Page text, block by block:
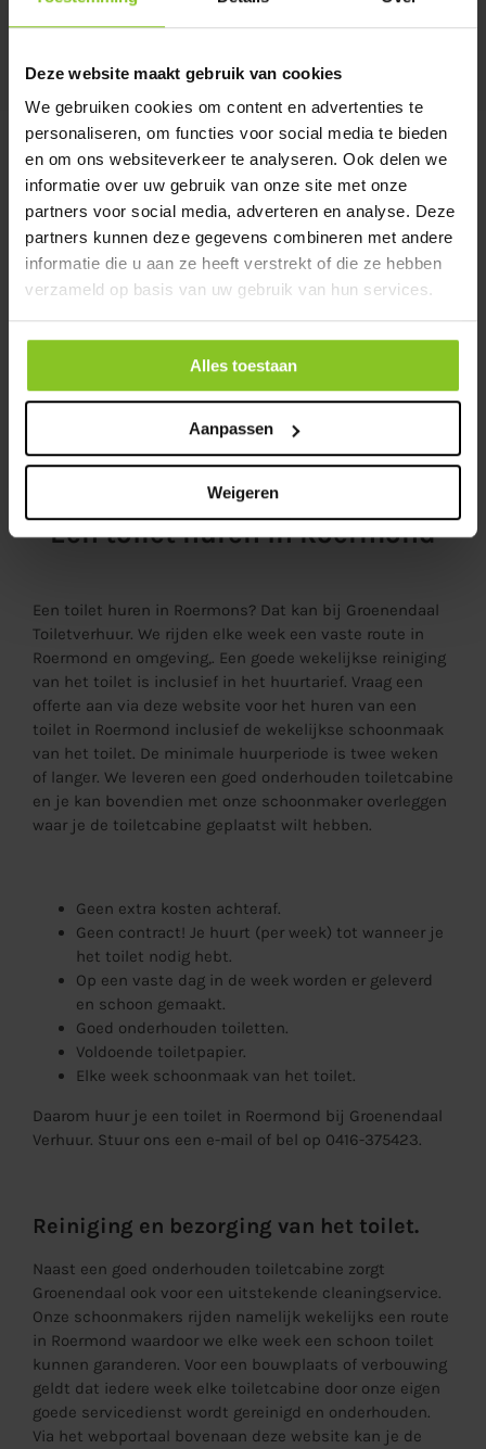
Deze website maakt gebruik van cookies
We gebruiken cookies om content en advertenties te
personaliseren, om functies voor social media te bieden
en om ons websiteverkeer te analyseren. Ook delen we
informatie over uw gebruik van onze site met onze
partners voor social media, adverteren en analyse. Deze
partners kunnen deze gegevens combineren met andere
informatie die u aan ze heeft verstrekt of die ze hebben
verzameld op basis van uw gebruik van hun services.
Alles toestaan
Aanpassen
Weigeren
MEER INFORMATIE
Schoonmaak-routes
Er worden toiletten in heel Nederland geleverd. Wil je
weten op welke dag er op jouw locatie geleverd kan
worden? Bekijk hier dan alle routes.
Een toilet huren in Roermond
Een toilet huren in Roermons? Dat kan bij Groenendaal
Toiletverhuur. We rijden elke week een vaste route in
Roermond en omgeving,. Een goede wekelijkse reiniging
van het toilet is inclusief in het huurtarief. Vraag een
offerte aan via deze website voor het huren van een
toilet in Roermond inclusief de wekelijkse schoonmaak
van het toilet. De minimale huurperiode is twee weken
of langer. We leveren een goed onderhouden toiletcabine
en je kan bovendien met onze schoonmaker overleggen
waar je de toiletcabine geplaatst wilt hebben.
Geen extra kosten achteraf.
Geen contract! Je huurt (per week) tot wanneer je
het toilet nodig hebt.
Op een vaste dag in de week worden er geleverd
en schoon gemaakt.
Goed onderhouden toiletten.
Voldoende toiletpapier.
Elke week schoonmaak van het toilet.
Daarom huur je een toilet in Roermond bij Groenendaal
Verhuur. Stuur ons een e-mail of bel op 0416-375423.
Reiniging en bezorging van het toilet.
Naast een goed onderhouden toiletcabine zorgt
Groenendaal ook voor een uitstekende cleaningservice.
Onze schoonmakers rijden namelijk wekelijks een route
in Roermond waardoor we elke week een schoon toilet
kunnen garanderen. Voor een bouwplaats of verbouwing
geldt dat iedere week elke toiletcabine door onze eigen
goede servicedienst wordt gereinigd en onderhouden.
Via het webportaal bovenaan deze website kan je de